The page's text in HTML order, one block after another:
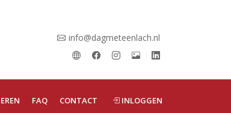
info@dagmeteenlach.nl
FAQ CONTACT INLOGGEN